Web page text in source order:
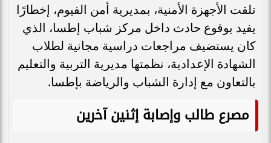
تلقت الأجهزة الأمنية، بمديرية أمن الفيوم، إخطارًا
يفيد بوقوع حادث داخل مركز شباب إطسا، الذي
كان يستضيف مراجعات دراسية مجانية لطلاب
الشهادة الإعدادية، نظمتها مديرية التربية والتعليم
بالتعاون مع إدارة الشباب والرياضة بإطسا.
مصرع طالب وإصابة إثنين آخرين